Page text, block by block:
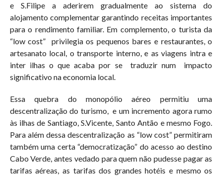
e S.Filipe a aderirem gradualmente ao sistema do
alojamento complementar garantindo receitas importantes
para o rendimento familiar. Em complemento, o turista da
“low cost”
privilegia os pequenos bares e restaurantes, o
artesanato local, o transporte interno, e as viagens intra e
inter ilhas o que acaba por se
traduzir num
impacto
significativo na economia local.
Essa quebra do monopólio aéreo permitiu uma
descentralização do turismo, e um incremento agora rumo
às ilhas de Santiago, S.Vicente, Santo Antão e mesmo Fogo.
Para além dessa descentralização as “low cost” permitiram
também uma certa “democratização” do acesso ao destino
Cabo Verde, antes vedado para quem não pudesse pagar as
tarifas aéreas, as tarifas dos grandes hotéis e mesmo os